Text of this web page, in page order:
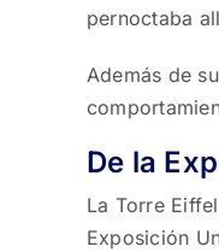
pernoctaba
Además de
De la
La Torre
Exposición